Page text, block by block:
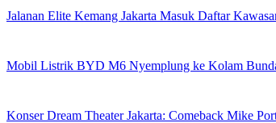
Jalanan Elite Kemang Jakarta Masuk Daftar
Mobil Listrik BYD M6 Nyemplung ke Kolam
Konser Dream Theater Jakarta: Comeback Mike